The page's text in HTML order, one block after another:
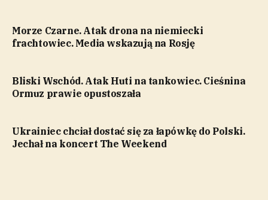
Morze Czarne. Atak drona na niemiecki
frachtowiec. Media wskazują na Rosję
Bliski Wschód. Atak Huti na tankowiec. Cieśnina
Ormuz prawie opustoszała
Ukrainiec chciał dostać się za łapówkę do Polski.
Jechał na koncert The Weekend